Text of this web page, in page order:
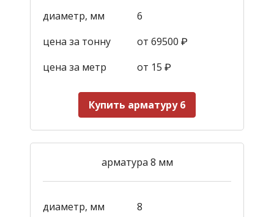
диаметр, мм
6
цена за тонну
от 69500 ₽
цена за метр
от 15 ₽
Купить арматуру 6
арматура 8 мм
диаметр, мм
8